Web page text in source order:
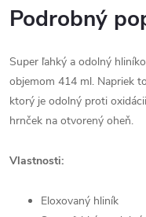
Podrobný
Super ľahký a odolný
objemom 414 ml. Napriek
ktorý je odolný proti
hrnček na otvorený oheň.
Vlastnosti:
Eloxovaný hliník